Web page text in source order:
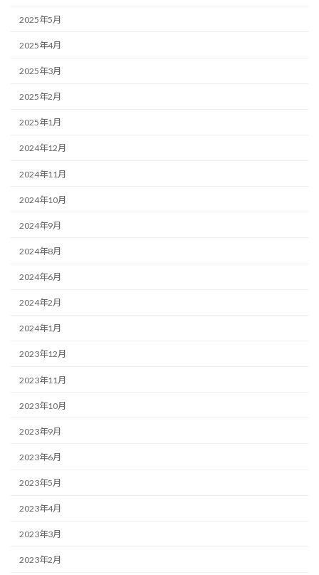
2025年5月
2025年4月
2025年3月
2025年2月
2025年1月
2024年12月
2024年11月
2024年10月
2024年9月
2024年8月
2024年6月
2024年2月
2024年1月
2023年12月
2023年11月
2023年10月
2023年9月
2023年6月
2023年5月
2023年4月
2023年3月
2023年2月